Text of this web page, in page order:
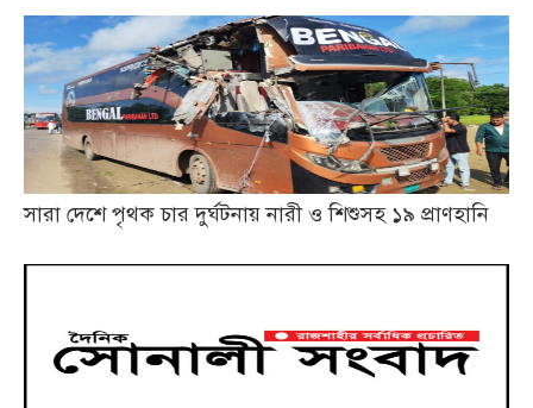
সারা দেশে পৃথক চার দুর্ঘটনায় নারী ও শিশুসহ ১৯ প্রাণহানি